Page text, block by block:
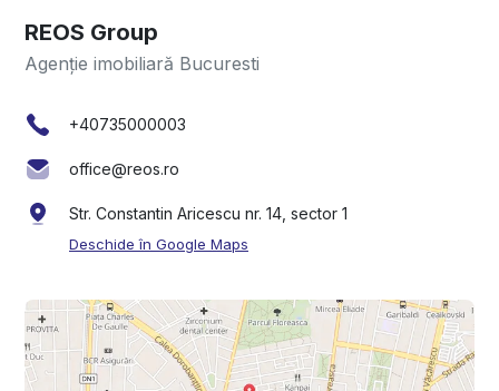
REOS Group
Agenție imobiliară Bucuresti
+40735000003
office@reos.ro
Str. Constantin Aricescu nr. 14, sector 1
Deschide în Google Maps